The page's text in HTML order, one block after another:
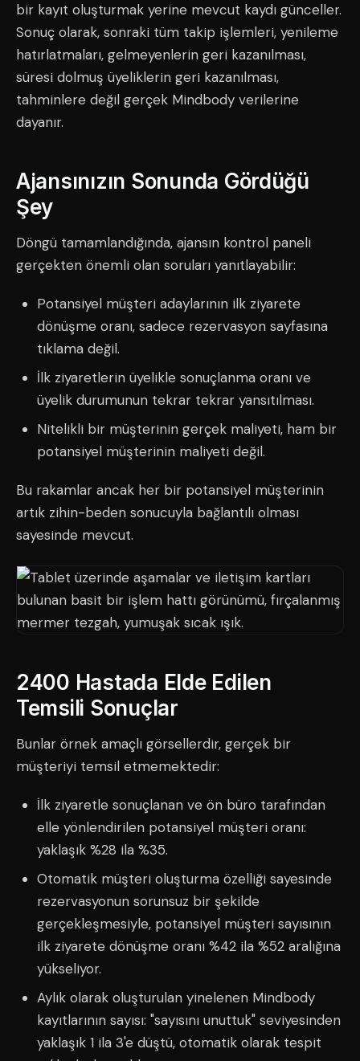
bir kayıt oluşturmak yerine mevcut kaydı günceller.
Sonuç olarak, sonraki tüm takip işlemleri, yenileme
hatırlatmaları, gelmeyenlerin geri kazanılması,
süresi dolmuş üyeliklerin geri kazanılması,
tahminlere değil gerçek Mindbody verilerine
dayanır.
Ajansınızın Sonunda Gördüğü
Şey
Döngü tamamlandığında, ajansın kontrol paneli
gerçekten önemli olan soruları yanıtlayabilir:
Potansiyel müşteri adaylarının ilk ziyarete
dönüşme oranı, sadece rezervasyon sayfasına
tıklama değil.
İlk ziyaretlerin üyelikle sonuçlanma oranı ve
üyelik durumunun tekrar tekrar yansıtılması.
Nitelikli bir müşterinin gerçek maliyeti, ham bir
potansiyel müşterinin maliyeti değil.
Bu rakamlar ancak her bir potansiyel müşterinin
artık zihin-beden sonucuyla bağlantılı olması
sayesinde mevcut.
2400 Hastada Elde Edilen
Temsili Sonuçlar
Bunlar örnek amaçlı görsellerdir, gerçek bir
müşteriyi temsil etmemektedir:
İlk ziyaretle sonuçlanan ve ön büro tarafından
elle yönlendirilen potansiyel müşteri oranı:
yaklaşık %28 ila %35.
Otomatik müşteri oluşturma özelliği sayesinde
rezervasyonun sorunsuz bir şekilde
gerçekleşmesiyle, potansiyel müşteri sayısının
ilk ziyarete dönüşme oranı %42 ila %52 aralığına
yükseliyor.
Aylık olarak oluşturulan yinelenen Mindbody
kayıtlarının sayısı: "sayısını unuttuk" seviyesinden
yaklaşık 1 ila 3'e düştü, otomatik olarak tespit